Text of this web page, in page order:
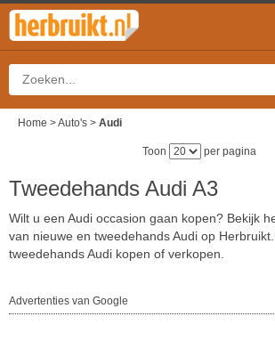
Home >Auto's > Audi
Toon per pagina
Tweedehands Audi A3
Wilt u een Audi occasion gaan kopen? Bekijk
van nieuwe en tweedehands Audi op
tweedehands Audi kopen of verkopen.
Advertenties van Google